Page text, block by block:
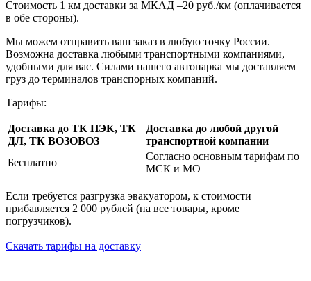
Стоимость 1 км доставки за МКАД –20 руб./км (оплачивается
в обе стороны).
Мы можем отправить ваш заказ в любую точку России.
Возможна доставка любыми транспортными компаниями,
удобными для вас. Силами нашего автопарка мы доставляем
груз до терминалов транспорных компаний.
Тарифы:
Доставка до ТК ПЭК, ТК
ДЛ, ТК ВОЗОВОЗ
Доставка до любой другой
транспортной компании
Бесплатно
Согласно основным тарифам по
МСК и МО
Если требуется разгрузка эвакуатором, к стоимости
прибавляется 2 000 рублей (на все товары, кроме
погрузчиков).
Скачать тарифы на доставку